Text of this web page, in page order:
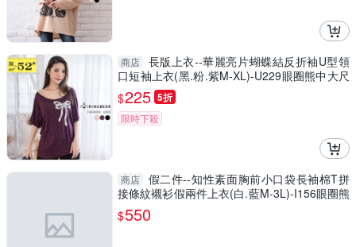
商店
長版上衣--華麗亮片蝴蝶結反折袖U型領
口短袖上衣(黑.粉.紫M-XL)-U229眼圈熊中大尺
碼
$225 5折
限時下殺
商店
假二件--知性素面胸前小口袋長袖棉T拼
接條紋襯衫假兩件上衣(白.藍M-3L)-I156眼圈熊
中大尺碼
$550